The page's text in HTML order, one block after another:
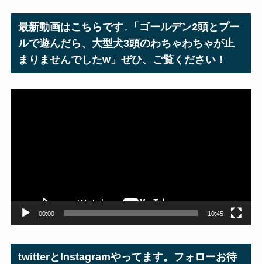
ス
最新動画はこちらです↓「ゴールデン2頭とプー
ルで遊んだら、大型犬3頭のわちゃわちゃが止
まりませんでしたw」ぜひ、ご覧ください！
00:00 10:45
twitterとInstagramやってます。フォローお待